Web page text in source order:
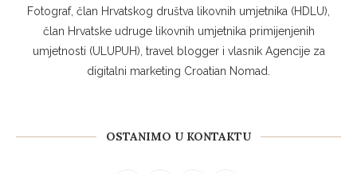
Fotograf, član Hrvatskog društva likovnih umjetnika (HDLU),
član Hrvatske udruge likovnih umjetnika primijenjenih
umjetnosti (ULUPUH), travel blogger i vlasnik Agencije za
digitalni marketing Croatian Nomad.
OSTANIMO U KONTAKTU